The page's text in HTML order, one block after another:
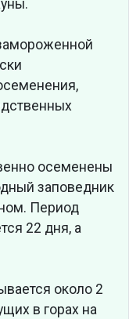
осеменены
заповедник
Период
22 дня, а
около 2
в горах на